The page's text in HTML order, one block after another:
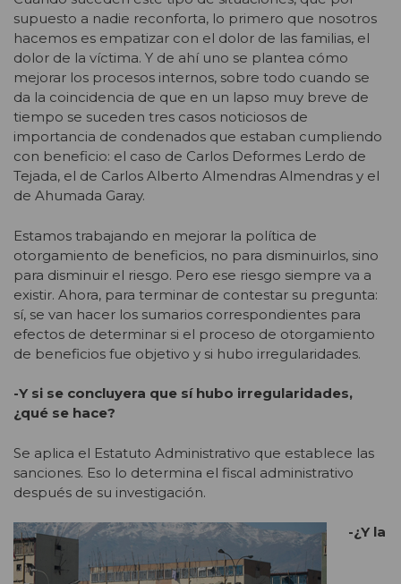
supuesto a nadie reconforta, lo primero que nosotros
hacemos es empatizar con el dolor de las familias, el
dolor de la víctima. Y de ahí uno se plantea cómo
mejorar los procesos internos, sobre todo cuando se
da la coincidencia de que en un lapso muy breve de
tiempo se suceden tres casos noticiosos de
importancia de condenados que estaban cumpliendo
con beneficio: el caso de Carlos Deformes Lerdo de
Tejada, el de Carlos Alberto Almendras Almendras y el
de Ahumada Garay.
Estamos trabajando en mejorar la política de
otorgamiento de beneficios, no para disminuirlos, sino
para disminuir el riesgo. Pero ese riesgo siempre va a
existir. Ahora, para terminar de contestar su pregunta:
sí, se van hacer los sumarios correspondientes para
efectos de determinar si el proceso de otorgamiento
de beneficios fue objetivo y si hubo irregularidades.
-Y si se concluyera que sí hubo irregularidades,
¿qué se hace?
Se aplica el Estatuto Administrativo que establece las
sanciones. Eso lo determina el fiscal administrativo
después de su investigación.
-¿Y la